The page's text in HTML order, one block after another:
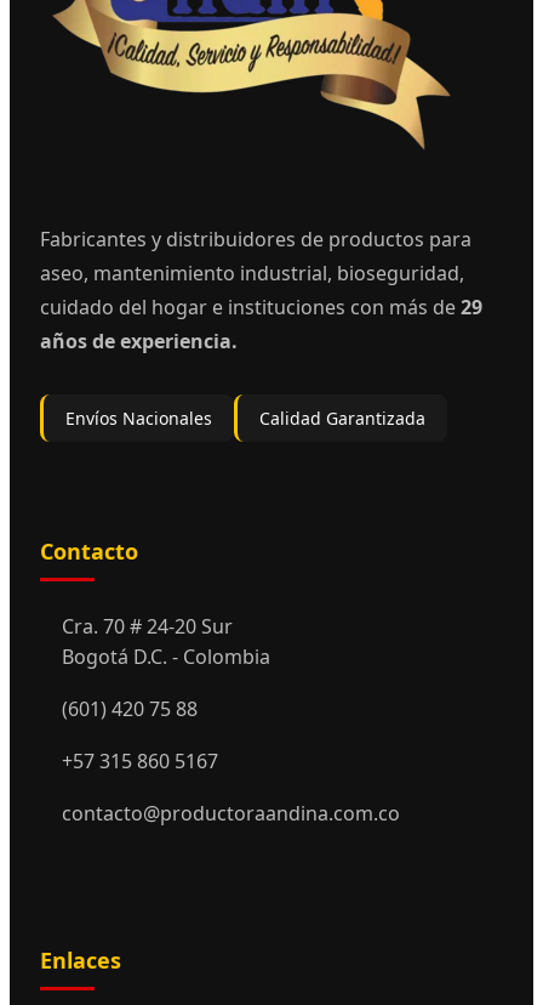
Fabricantes y distribuidores de productos para
aseo, mantenimiento industrial, bioseguridad,
cuidado del hogar e instituciones con más de29
años de experiencia.
Envíos Nacionales Calidad Garantizada
Contacto
Cra. 70 # 24-20 Sur
Bogotá D.C. - Colombia
(601) 420 75 88
+57 315 860 5167
contacto@productoraandina.com.co
Enlaces